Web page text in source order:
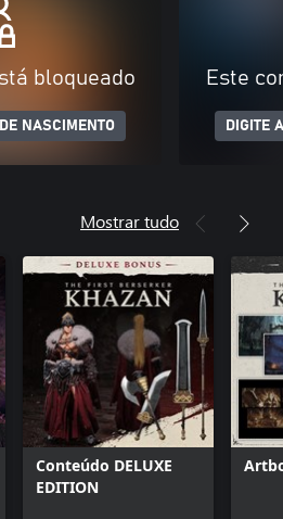
bloqueado
NASCIMENTO
Este
DIGITE
Mostrar tudo
Conteúdo DELUXE
EDITION